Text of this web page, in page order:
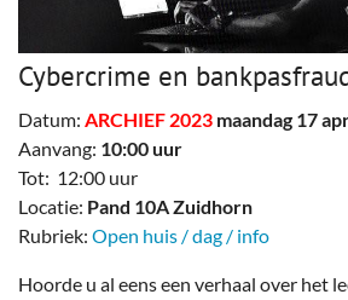
Cybercrime en
Datum: ARCHIEF 2023 maandag 17
Aanvang: 10:00 uur
Tot: 12:00 uur
Locatie: Pand 10A Zuidhorn
Rubriek: Open huis / dag / info
Hoorde u al eens een verhaal over het